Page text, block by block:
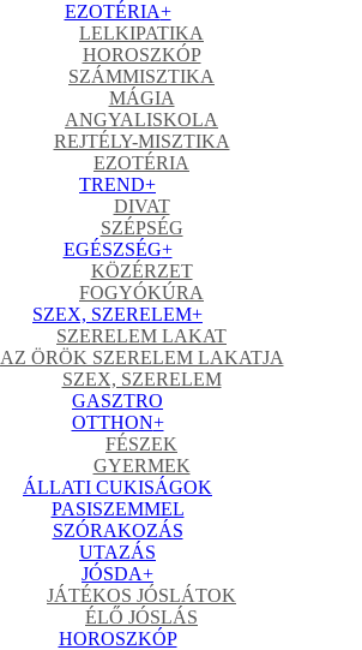
EZOTÉRIA+
LELKIPATIKA
HOROSZKÓP
SZÁMMISZTIKA
MÁGIA
ANGYALISKOLA
REJTÉLY-MISZTIKA
EZOTÉRIA
TREND+
DIVAT
SZÉPSÉG
EGÉSZSÉG+
KÖZÉRZET
FOGYÓKÚRA
SZEX, SZERELEM+
SZERELEM LAKAT
AZ ÖRÖK SZERELEM LAKATJA
SZEX, SZERELEM
GASZTRO
OTTHON+
FÉSZEK
GYERMEK
ÁLLATI CUKISÁGOK
PASISZEMMEL
SZÓRAKOZÁS
UTAZÁS
JÓSDA+
JÁTÉKOS JÓSLÁTOK
ÉLŐ JÓSLÁS
HOROSZKÓP